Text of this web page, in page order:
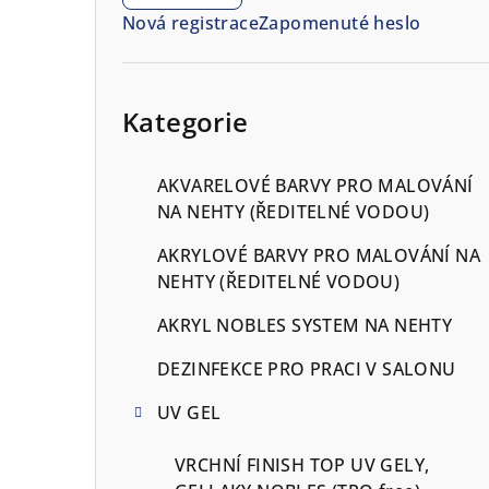
Nová registraceZapomenuté heslo
Kategorie
AKVARELOVÉ BARVY PRO MALOVÁNÍ
NA NEHTY (ŘEDITELNÉ VODOU)
AKRYLOVÉ BARVY PRO MALOVÁNÍ NA
NEHTY (ŘEDITELNÉ VODOU)
AKRYL NOBLES SYSTEM NA NEHTY
DEZINFEKCE PRO PRACI V SALONU
UV GEL
VRCHNÍ FINISH TOP UV GELY,